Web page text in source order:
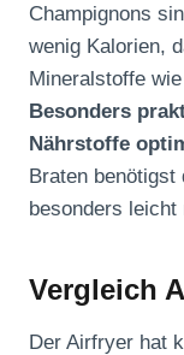
Champignons
wenig Kalorien,
Mineralstoffe
Besonders
Nährstoffe
Braten benötigst
besonders leicht
Vergleich
Der Airfryer hat